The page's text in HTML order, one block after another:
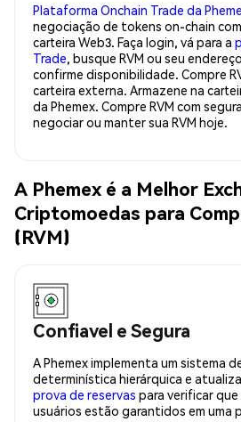
Plataforma Onchain Trade da
negociação de tokens on-chain
carteira Web3. Faça login, vá para a
Trade, busque RVM ou seu
confirme disponibilidade. Compre
carteira externa. Armazene na
da Phemex. Compre RVM com
negociar ou manter sua RVM hoje.
A Phemex é a Melhor
Criptomoedas para
(RVM)
Confiavel e Segura
A Phemex implementa um sistema
determinística hierárquica e
prova de reservas para verificar
usuários estão garantidos em uma